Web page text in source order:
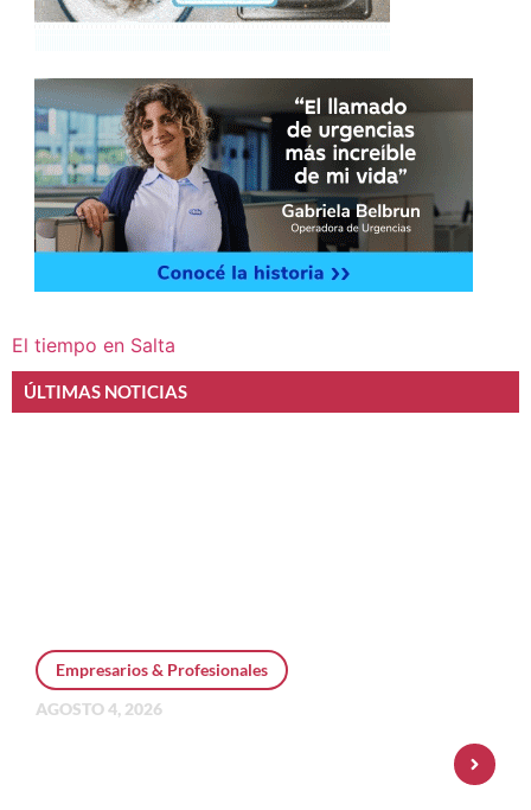
El tiempo en Salta
ÚLTIMAS NOTICIAS
Empresarios & Profesionales
AGOSTO 4, 2026